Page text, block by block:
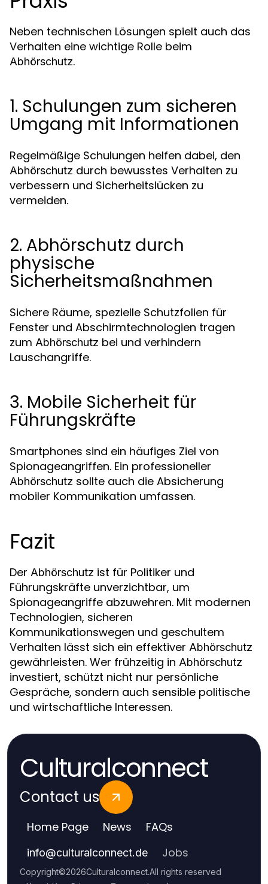
Neben technischen Lösungen spielt auch das
Verhalten eine wichtige Rolle beim
Abhörschutz.
1. Schulungen zum sicheren
Umgang mit Informationen
Regelmäßige Schulungen helfen dabei, den
Abhörschutz durch bewusstes Verhalten zu
verbessern und Sicherheitslücken zu
vermeiden.
2. Abhörschutz durch
physische
Sicherheitsmaßnahmen
Sichere Räume, spezielle Schutzfolien für
Fenster und Abschirmtechnologien tragen
zum Abhörschutz bei und verhindern
Lauschangriffe.
3. Mobile Sicherheit für
Führungskräfte
Smartphones sind ein häufiges Ziel von
Spionageangriffen. Ein professioneller
Abhörschutz sollte auch die Absicherung
mobiler Kommunikation umfassen.
Fazit
Der Abhörschutz ist für Politiker und
Führungskräfte unverzichtbar, um
Spionageangriffe abzuwehren. Mit modernen
Technologien, sicheren
Kommunikationswegen und geschultem
Verhalten lässt sich ein effektiver Abhörschutz
gewährleisten. Wer frühzeitig in Abhörschutz
investiert, schützt nicht nur persönliche
Gespräche, sondern auch sensible politische
und wirtschaftliche Interessen.
Culturalconnect
Contact us
Home Page News FAQs
info@culturalconnect.de Jobs
Copyright©2026Culturalconnect.All rights reserved